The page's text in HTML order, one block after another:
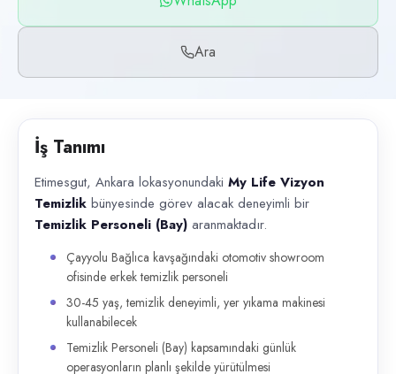
WhatsApp, Telefon
İlan açıklaması
Ara
İş Tanımı
Etimesgut, Ankara lokasyonundaki My Life Vizyon
Temizlik bünyesinde görev alacak deneyimli bir
Temizlik Personeli (Bay) aranmaktadır.
Çayyolu Bağlıca kavşağındaki otomotiv showroom
ofisinde erkek temizlik personeli
30-45 yaş, temizlik deneyimli, yer yıkama makinesi
kullanabilecek
Temizlik Personeli (Bay) kapsamındaki günlük
operasyonların planlı şekilde yürütülmesi